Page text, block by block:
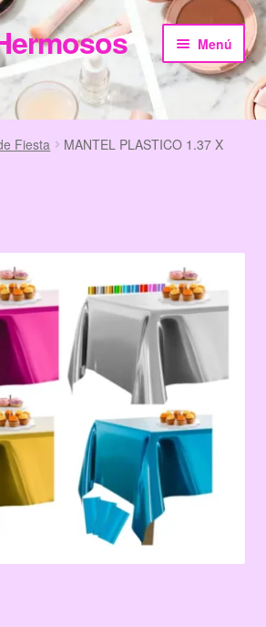
Menú
Fiesta
MANTEL PLASTICO 1.37 X